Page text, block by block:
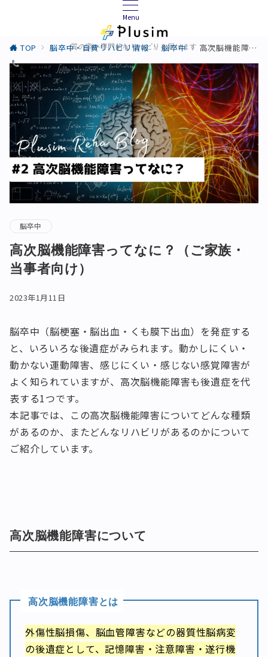
Menu
質の高い専門的なリハビリを届けます
TOP 脳卒中・自費リハビリ情報 脳卒中 高次脳機能障害ってなに？（ご家族・当事者向け）
脳卒中
高次脳機能障害ってなに？（ご家族・
当事者向け）
2023年1月11日
脳卒中（脳梗塞・脳出血・くも膜下出血）を発症する
と、いろいろな後遺症がみられます。動かしにくい・
動かない運動障害、感じにくい・感じない感覚障害が
よく知られていますが、高次脳機能障害も後遺症を代
表する1つです。
本記事では、この高次脳機能障害についてどんな種類
があるのか、またどんなリハビリがあるのかについて
ご紹介しています。
高次脳機能障害について
高次脳機能障害とは
外傷性脳損傷、脳血管障害などの器質性脳病変
の後遺症として、記憶障害・注意障害・遂行機